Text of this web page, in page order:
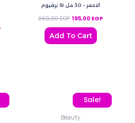
برفيوم SI الاحمر – 30 مل
260,00EGP 195,00 EGP
Add To Cart
was: 240,00 EGP.
Current price is: 195,00 EGP. Sale!
Beauty
Original price was:
Current